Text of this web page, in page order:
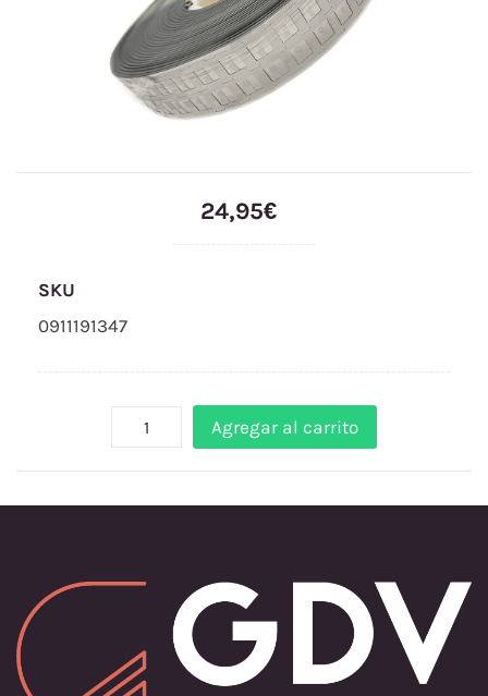
24,95€
SKU
0911191347
Agregar al carrito